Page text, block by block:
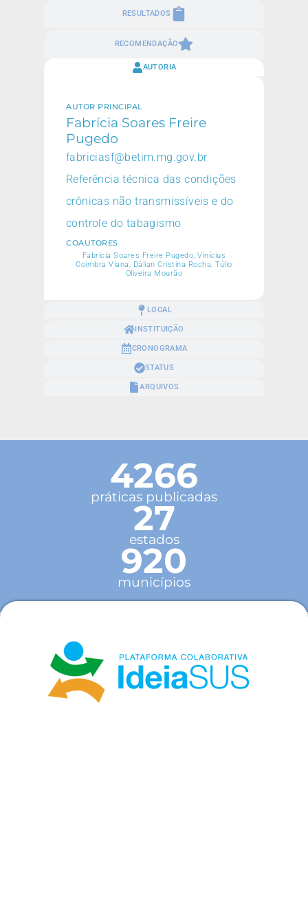
RESULTADOS
RECOMENDAÇÃO
AUTORIA
LOCAL
INSTITUIÇÃO
CRONOGRAMA
STATUS
ARQUIVOS
AUTOR PRINCIPAL
Fabrícia Soares Freire
Pugedo
fabriciasf@betim.mg.gov.br
Referência técnica das condições
crônicas não transmissíveis e do
controle do tabagismo
COAUTORES
Fabrícia Soares Freire Pugedo, Vinícius
Coimbra Viana, Dálian Cristina Rocha, Túlio
Oliveira Mourão
4266
práticas publicadas
27
estados
920
municípios